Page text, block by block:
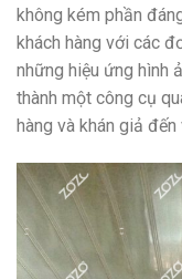
không kém phần
khách hàng với các
những hiệu ứng hình
thành một công cụ
hàng và khán giả